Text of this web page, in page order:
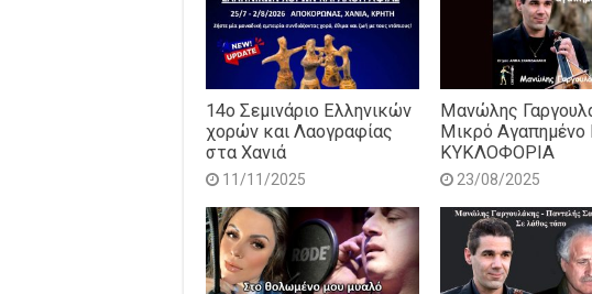
14o Σεμινάριο Ελληνικών
χορών και Λαογραφίας
στα Χανιά
11/11/2025
Μανώλης
Μικρό Αγαπημένο
ΚΥΚΛΟΦΟΡΙΑ
23/08/2025